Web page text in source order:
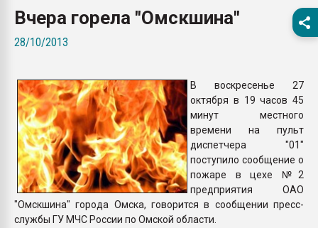
первый план в
Всё, что касается
бутылок
ПЕРЕЙТИ НА
Вчера горела "Омскшина"
28/10/2013
В воскресенье 27
октября в 19 часов 45
минут местного
времени на пульт
диспетчера "01"
поступило сообщение о
пожаре в цехе №2
предприятия ОАО
"Омскшина" города Омска, говорится в сообщении пресс-
службы ГУ МЧС России по Омской области.